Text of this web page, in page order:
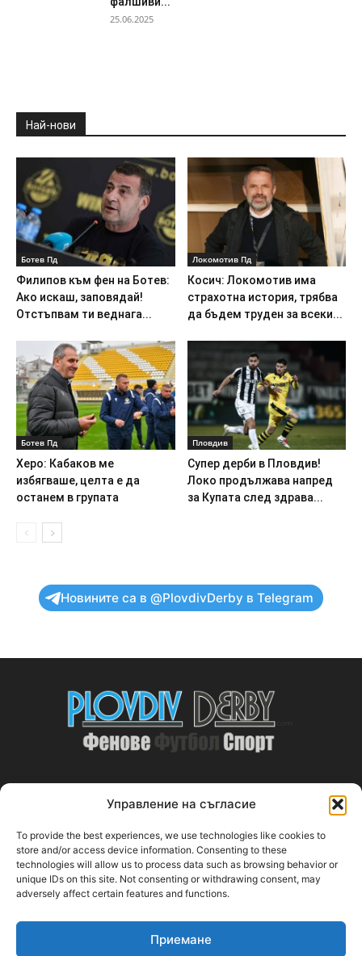
Управление на съгласие
To provide the best experiences, we use technologies like cookies to
store and/or access device information. Consenting to these
technologies will allow us to process data such as browsing behavior or
unique IDs on this site. Not consenting or withdrawing consent, may
adversely affect certain features and functions.
Приемане
25.06.2025
Най-нови
Ботев Пд
Филипов към фен на Ботев:
Ако искаш, заповядай!
Отстъпвам ти веднага...
Локомотив Пд
Косич: Локомотив има
страхотна история, трябва
да бъдем труден за всеки...
Ботев Пд
Херо: Кабаков ме
избягваше, целта е да
останем в групата
Пловдив
Супер дерби в Пловдив!
Локо продължава напред
за Купата след здрава...
Новините са в @PlovdivDerby в Telegram
ABOUT US
PlovdivDerby.com е първата пловдивска изцяло футболна
медия!
Свържи се с нас:plovdivderby.com@gmail.com